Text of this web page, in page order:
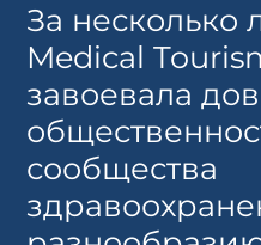
За несколько
Medical
завоевала
сообщества